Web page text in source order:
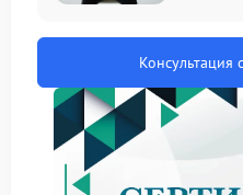
обратить внимание на
неисправность
питания;
износ аккумулятора;
повреждение разъема
сбои в контроллере
Консультация